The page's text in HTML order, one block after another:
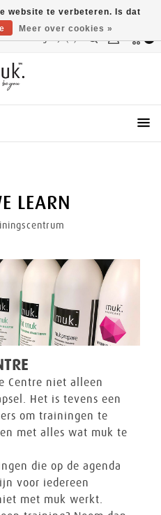
Vergelijk(0)
LEARN
Centre niet alleen
Het is tevens een
om trainingen te
met alles wat muk te
die op de agenda
voor iedereen
met muk werkt.
website te verbeteren. Is dat
Meer over cookies »